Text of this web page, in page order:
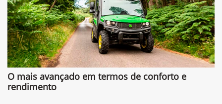
O mais avançado em termos de conforto e
rendimento